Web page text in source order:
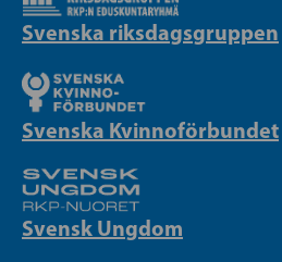
Svenska riksdagsgruppen
Svenska Kvinnoförbundet
Svensk Ungdom